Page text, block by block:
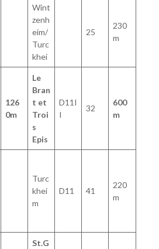
Wint
zenh
eim/
Turc
khei
25
230
m
126
0m
Le
Bran
t et
Troi
s
Epis
D11I
I
32
600
m
Turc
khei
m
D11 41
220
m
St.G